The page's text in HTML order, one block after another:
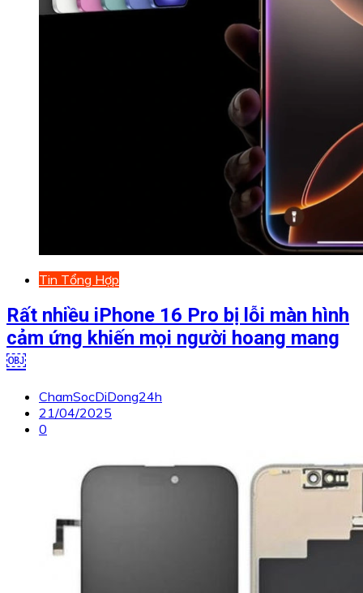
Tin Tổng Hợp
Rất nhiều iPhone 16 Pro bị lỗi màn hình
cảm ứng khiến mọi người hoang mang
￼
ChamSocDiDong24h
21/04/2025
0